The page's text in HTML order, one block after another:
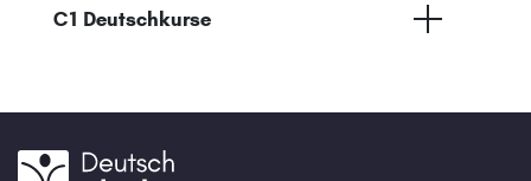
C1 Deutschkurse